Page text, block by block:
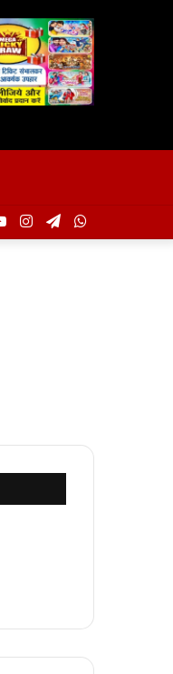
Telegram
Instagram
YouTube